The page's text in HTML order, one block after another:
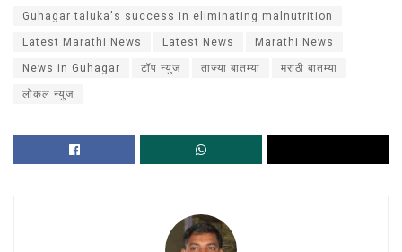
Guhagar taluka's success in eliminating malnutrition
Latest Marathi News Latest News Marathi News
News in Guhagar टॉप न्युज ताज्या बातम्या मराठी बातम्या
लोकल न्युज